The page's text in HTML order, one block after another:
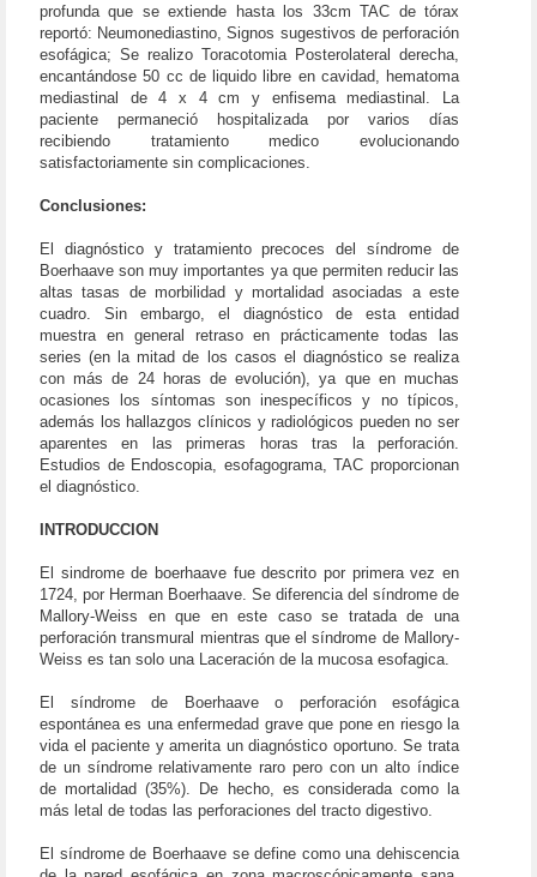
profunda que se extiende hasta los 33cm TAC de tórax
reportó: Neumonediastino, Signos sugestivos de perforación
esofágica; Se realizo Toracotomia Posterolateral derecha,
encantándose 50 cc de liquido libre en cavidad, hematoma
mediastinal de 4 x 4 cm y enfisema mediastinal. La
paciente permaneció hospitalizada por varios días
recibiendo tratamiento medico evolucionando
satisfactoriamente sin complicaciones.
Conclusiones:
El diagnóstico y tratamiento precoces del síndrome de
Boerhaave son muy importantes ya que permiten reducir las
altas tasas de morbilidad y mortalidad asociadas a este
cuadro. Sin embargo, el diagnóstico de esta entidad
muestra en general retraso en prácticamente todas las
series (en la mitad de los casos el diagnóstico se realiza
con más de 24 horas de evolución), ya que en muchas
ocasiones los síntomas son inespecíficos y no típicos,
además los hallazgos clínicos y radiológicos pueden no ser
aparentes en las primeras horas tras la perforación.
Estudios de Endoscopia, esofagograma, TAC proporcionan
el diagnóstico.
INTRODUCCION
El sindrome de boerhaave fue descrito por primera vez en
1724, por Herman Boerhaave. Se diferencia del síndrome de
Mallory-Weiss en que en este caso se tratada de una
perforación transmural mientras que el síndrome de Mallory-
Weiss es tan solo una Laceración de la mucosa esofagica.
El síndrome de Boerhaave o perforación esofágica
espontánea es una enfermedad grave que pone en riesgo la
vida el paciente y amerita un diagnóstico oportuno. Se trata
de un síndrome relativamente raro pero con un alto índice
de mortalidad (35%). De hecho, es considerada como la
más letal de todas las perforaciones del tracto digestivo.
El síndrome de Boerhaave se define como una dehiscencia